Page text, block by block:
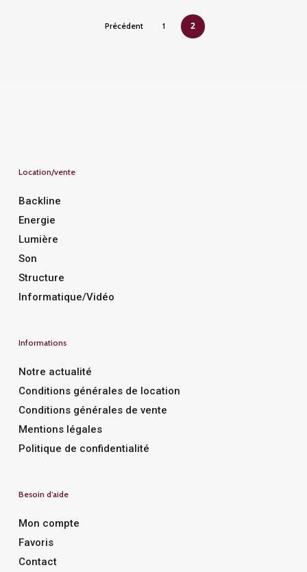
Précédent 1 2
Location/vente
Backline
Energie
Lumière
Son
Structure
Informatique/Vidéo
Informations
Notre actualité
Conditions générales de location
Conditions générales de vente
Mentions légales
Politique de confidentialité
Besoin d’aide
Mon compte
Favoris
Contact